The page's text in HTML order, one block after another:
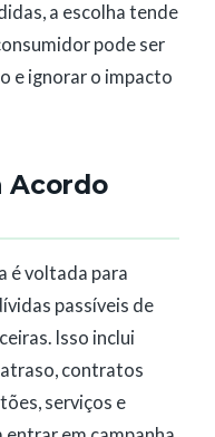
a escolha tende
pode ser
e ignorar o impacto
Acordo
é voltada para
passíveis de
Isso inclui
contratos
serviços e